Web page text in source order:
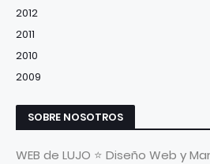
2012
2011
2010
2009
SOBRE NOSOTROS
WEB de LUJO ⭐ Diseño Web y